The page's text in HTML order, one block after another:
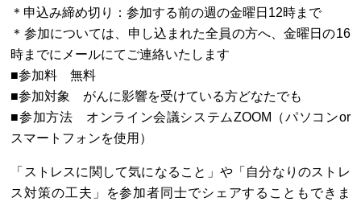
＊申込み締め切り：参加する前の週の金曜日12時まで
＊参加については、申し込まれた全員の方へ、金曜日の16
時までにメールにてご連絡いたします
■参加料 無料
■参加対象 がんに影響を受けている方どなたでも
■参加方法 オンライン会議システムZOOM（パソコンor
スマートフォンを使用）
「ストレスに関して気になること」や「自分なりのストレ
ス対策の工夫」を参加者同士でシェアすることもできま